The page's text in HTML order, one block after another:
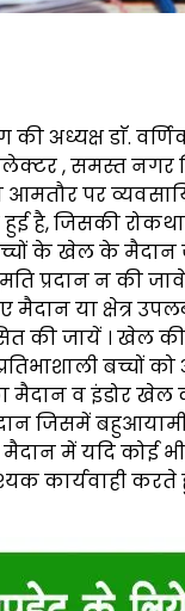
अध्यक्ष डाॅ.
, समस्त
आमतौर पर
हुई है, जिसकी
के खेल के मैदान
प्रदान न की
या क्षेत्र
की जायें । खेल
बच्चों
व इंडोर खेल
बहुआयामी
में यदि कोई
कार्यवाही